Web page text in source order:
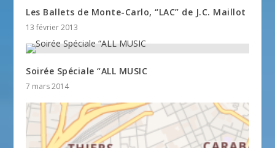
Les Ballets de Monte-Carlo, “LAC” de J.C. Maillot
13 février 2013
Soirée Spéciale “ALL MUSIC
7 mars 2014